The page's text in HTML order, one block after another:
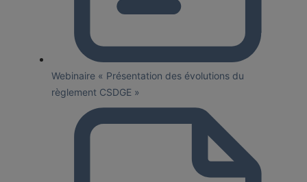
Webinaire « Présentation des évolutions du
règlement CSDGE »